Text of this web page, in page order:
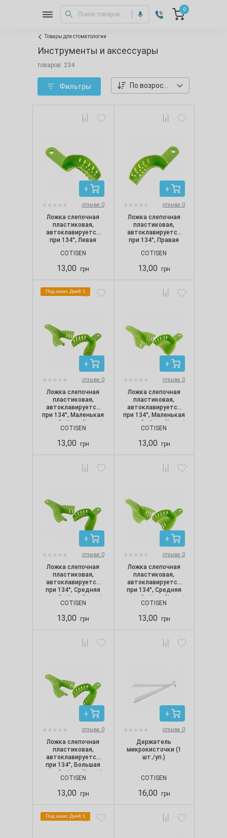
0
Товары для стоматологии
Инструменты и аксессуары
товаров: 234
Фильтры
отзыва: 0
Ложка слепочная
пластиковая,
автоклавируется
при 134°, Левая
верх/правая низ,
Cotisen (1 шт./уп.)
COTISEN
13,00 грн
отзыва: 0
Ложка слепочная
пластиковая,
автоклавируется
при 134°, Правая
верх/левая низ,
Cotisen (1 шт./уп.)
COTISEN
13,00 грн
Под заказ. Дней: 1
отзыва: 0
Ложка слепочная
пластиковая,
автоклавируется
при 134°, Маленькая
низ, Cotisen (1 шт./
уп.)
COTISEN
13,00 грн
отзыва: 0
Ложка слепочная
пластиковая,
автоклавируется
при 134°, Маленькая
верх, Cotisen (1 шт./
уп.)
COTISEN
13,00 грн
отзыва: 0
Ложка слепочная
пластиковая,
автоклавируется
при 134°, Средняя
низ, Cotisen (1 шт./
уп.)
COTISEN
13,00 грн
отзыва: 0
Ложка слепочная
пластиковая,
автоклавируется
при 134°, Средняя
верх, Cotisen (1 шт./
уп.)
COTISEN
13,00 грн
отзыва: 0
Ложка слепочная
пластиковая,
автоклавируется
при 134°, Большая
низ, Cotisen (1 шт./
уп.)
COTISEN
13,00 грн
отзыва: 0
Держатель
микрокисточки (1
шт./уп.)
COTISEN
16,00 грн
Под заказ. Дней: 1